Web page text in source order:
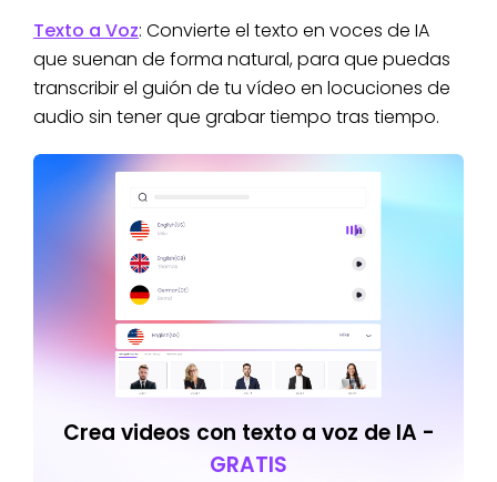
Texto a Voz: Convierte el texto en voces de IA
que suenan de forma natural, para que puedas
transcribir el guión de tu vídeo en locuciones de
audio sin tener que grabar tiempo tras tiempo.
Crea videos con texto a voz de IA -
GRATIS